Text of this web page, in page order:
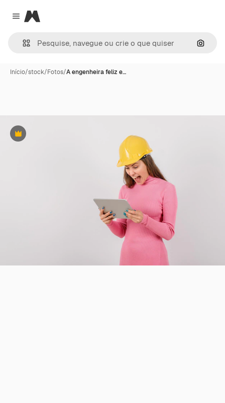
Close menu
Magnific
Início/stock/Fotos/A engenheira feliz e…
Premium